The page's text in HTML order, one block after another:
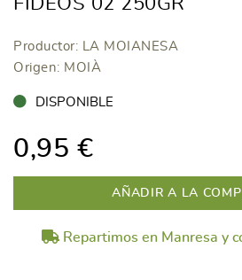
Productor: LA MOIANESA
Origen: MOIÀ
DISPONIBLE
0,95 €
AÑADIR A LA
Repartimos en Manresa y